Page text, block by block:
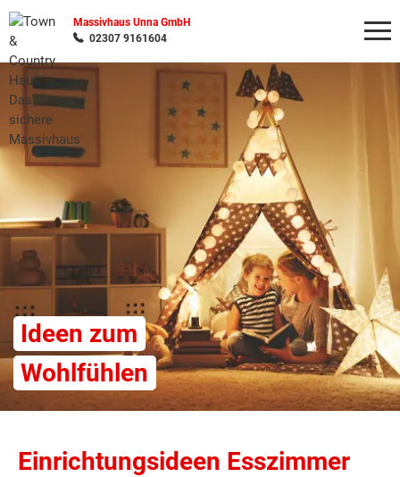
Massivhaus Unna GmbH
02307 9161604
Ideen zum
Wohlfühlen
Einrichtungsideen Esszimmer
Wonach möchten Sie suchen?